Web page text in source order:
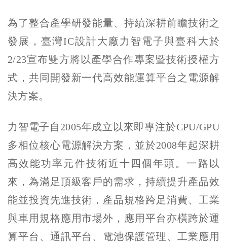
為了整合產學研發能量、持續深耕前瞻技術之
發展，臺灣IC設計大廠力智電子與臺科大於
2/23宣布雙方將以產學合作專案暨技術授權方
式，共同開發新一代高效能運算平台之電源解
決方案。
力智電子自2005年成立以來即專注於CPU/GPU
多相位核心電源解決方案，並於2008年起深耕
高效能功率元件技術近十四個年頭。一路以
來，為滿足頂級客戶的需求，持續提升產品效
能並投資先進技術，產品規格跨足消費、工業
與車用規格應用市場外，應用平台亦橫跨於運
算平台、通訊平台、電池保護管理、工業應用